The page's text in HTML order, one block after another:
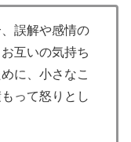
誤解や感情の
互いの気持ち
に、小さなこ
って怒りとし